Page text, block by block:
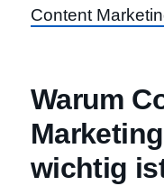
Content
Warum
wichtig